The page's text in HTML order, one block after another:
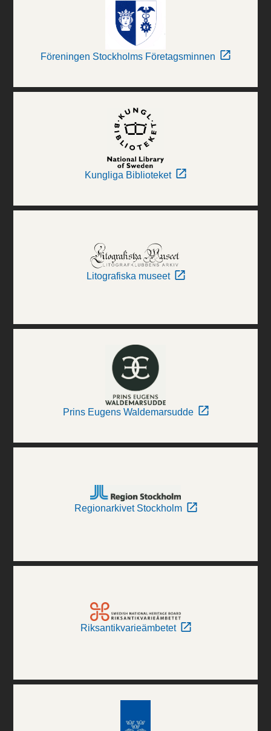
Föreningen Stockholms Företagsminnen
Kungliga Biblioteket
Litografiska museet
Prins Eugens Waldemarsudde
Regionarkivet Stockholm
Riksantikvarieämbetet